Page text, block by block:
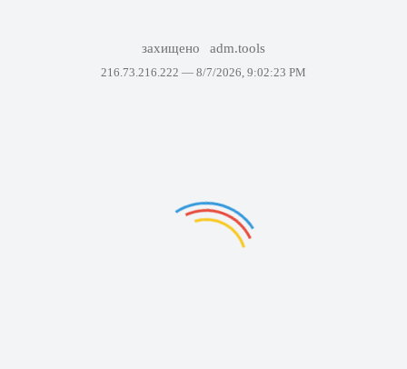
захищено adm.tools
216.73.216.222 — 8/7/2026, 9:02:23 PM